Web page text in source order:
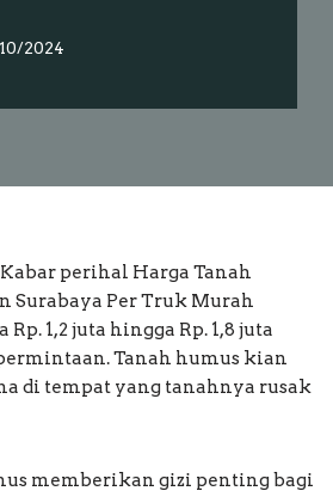
2024
Kabar perihal Harga Tanah
Surabaya Per Truk Murah
1,2 juta hingga Rp. 1,8 juta
Tanah humus kian
di tempat yang tanahnya rusak
memberikan gizi penting bagi